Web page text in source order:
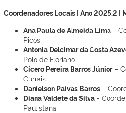
Coordenadores Locais | Ano 2025.2 |
Ana Paula de Almeida Lima –
Picos
Antonia Delcimar da Costa
Polo de Floriano
Cícero Pereira Barros Júnior–
Currais
Danielson Paivas Barros –
Diana Valdete da Silva -
Paulistana